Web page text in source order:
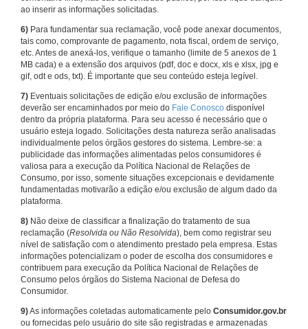
ao inserir as informações solicitadas.
6) Para fundamentar sua reclamação, você pode anexar documentos,
tais como, comprovante de pagamento, nota fiscal, ordem de serviço,
etc. Antes de anexá-los, verifique o tamanho (limite de 5 anexos de 1
MB cada) e a extensão dos arquivos (pdf, doc e docx, xls e xlsx, jpg e
gif, odt e ods, txt). É importante que seu conteúdo esteja legível.
7) Eventuais solicitações de edição e/ou exclusão de informações
deverão ser encaminhados por meio do Fale Conosco disponível
dentro da própria plataforma. Para seu acesso é necessário que o
usuário esteja logado. Solicitações desta natureza serão analisadas
individualmente pelos órgãos gestores do sistema. Lembre-se: a
publicidade das informações alimentadas pelos consumidores é
valiosa para a execução da Política Nacional de Relações de
Consumo, por isso, somente situações excepcionais e devidamente
fundamentadas motivarão a edição e/ou exclusão de algum dado da
plataforma.
8) Não deixe de classificar a finalização do tratamento de sua
reclamação (Resolvida ou Não Resolvida), bem como registrar seu
nível de satisfação com o atendimento prestado pela empresa. Estas
informações potencializam o poder de escolha dos consumidores e
contribuem para execução da Política Nacional de Relações de
Consumo pelos órgãos do Sistema Nacional de Defesa do
Consumidor.
9)As informações coletadas automaticamente pelo Consumidor.gov.br
ou fornecidas pelo usuário do site são registradas e armazenadas